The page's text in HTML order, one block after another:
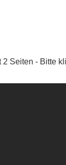
2 Seiten - Bitte